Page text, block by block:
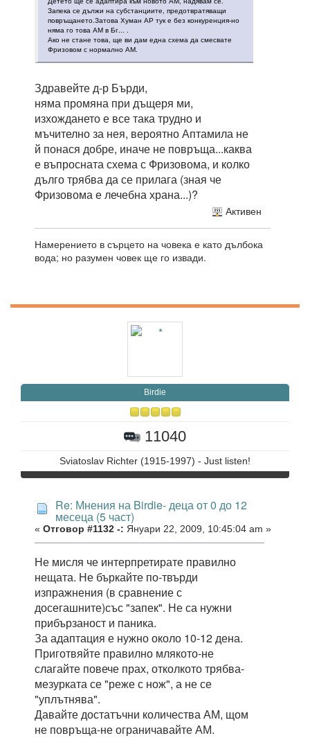
Запека се дължи на субстанциите, предотвратяващи
повръщането.Затова Хуман АР тук е без конкуренция-но
няма го това АМ в Бг... .
Ако не стане това, ще ви дам една схема да смесвате
Фризовом с нормално АМ.
Здравейте д-р Бърди,
няма промяна при дъщеря ми,
изхождането е все така трудно и
мъчително за нея, вероятно Аптамила не
й понася добре, иначе не повръща...каква
е въпросната схема с Фризовома, и колко
дълго трябва да се прилага (зная че
Фризовома е лечебна храна...)?
Активен
Намерението в сърцето на човека е като дълбока
вода; но разумен човек ще го извади.
Birdie
11040
Sviatoslav Richter (1915-1997) - Just listen!
Re: Мнения на Birdie- деца от 0 до 12
месеца (5 част)
« Отговор #1132 -: Януари 22, 2009, 10:45:04 am »
Не мисля че интерпретирате правилно
нещата. Не бъркайте по-твърди
изпражнения (в сравнение с
досегашните)със "запек". Не са нужни
прибързаност и паника.
За адаптация е нужно около 10-12 дена.
Приготвяйте правилно млякото-не
слагайте повече прах, отколкото трябва-
мезурката се "реже с нож", а не се
"уплътнява".
Давайте достатъчни количества АМ, щом
не повръща-не ограничавайте АМ.